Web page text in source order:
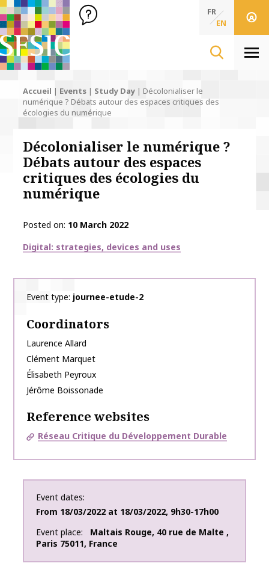
SFSIC Société Française des Sciences de l'Information & de
Société Française des Sciences de
FR
EN
Accueil | Events | Study Day | Décolonialiser le
numérique ? Débats autour des espaces critiques des
écologies du numérique
Décolonialiser le numérique ?
Débats autour des espaces
critiques des écologies du
numérique
Posted on 10 March 2022
Thématiques
Digital: strategies, devices and uses
Event type journee-etude-2
Coordinators
Laurence Allard
Clément Marquet
Élisabeth Peyroux
Jérôme Boissonade
Reference websites
Réseau Critique du Développement Durable
Event dates
From 18/03/2022 at 18/03/2022, 9h30-17h00
Event place
Maltais Rouge, 40 rue de Malte ,
Paris 75011, France